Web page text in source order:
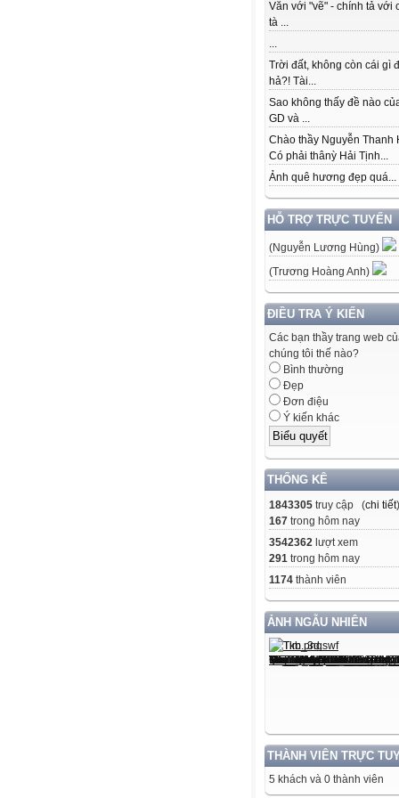
Văn với "vẽ" - chính tả với
tà ...
...
Trời đất, không còn cái gì
hả?! Tài...
Sao không thấy đề nào
GD và ...
Chào thầy Nguyễn Thanh
Có phải thânỳ Hải Tịnh...
Ảnh quê hương đẹp quá...
HỖ TRỢ TRỰC TUYẾN
(Nguyễn Lương Hùng)
(Trương Hoàng Anh)
ĐIỀU TRA Ý KIẾN
Các bạn thầy trang web
chúng tôi thế nào?
Bình thường
Đẹp
Đơn điệu
Ý kiến khác
THỐNG KÊ
1843305 truy cập (chi tiết)
167 trong hôm nay
3542362 lượt xem
291 trong hôm nay
1174 thành viên
ẢNH NGẪU NHIÊN
THÀNH VIÊN TRỰC
5 khách và 0 thành viên